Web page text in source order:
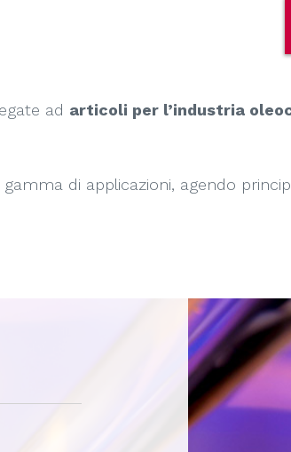
ad articoli per l’industria
di applicazioni, agendo